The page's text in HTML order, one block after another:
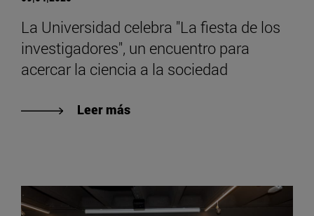
La Universidad celebra "La fiesta de los
investigadores", un encuentro para
acercar la ciencia a la sociedad
Leer más